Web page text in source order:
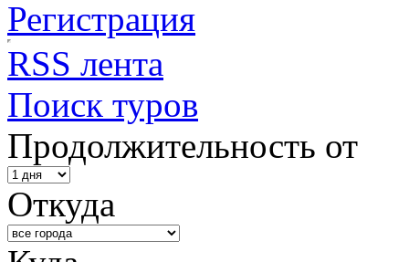
Регистрация
RSS лента
Поиск туров
Продолжительность от
Откуда